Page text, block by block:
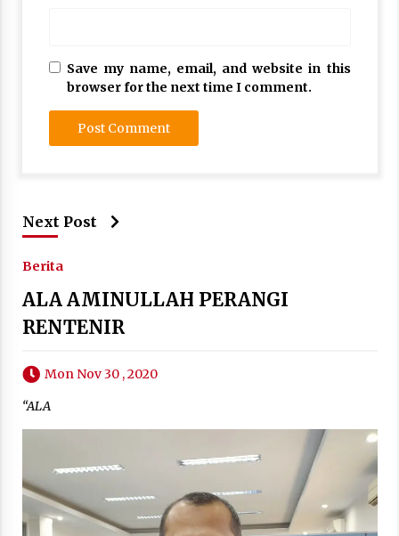
Save my name, email, and website in this
browser for the next time I comment.
Next Post
Berita
ALA AMINULLAH PERANGI
RENTENIR
Mon Nov 30 , 2020
“ALA